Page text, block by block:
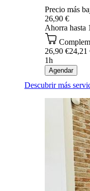
Precio más
26,90 €
Ahorra hasta
26,90 €24,21
1h
Agendar
Descubrir más